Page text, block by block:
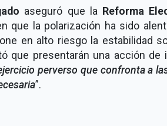
aseguró que la Reforma
que la polarización ha sido
en alto riesgo la estabilidad
que presentarán una acción de
perverso que confronta a
”.